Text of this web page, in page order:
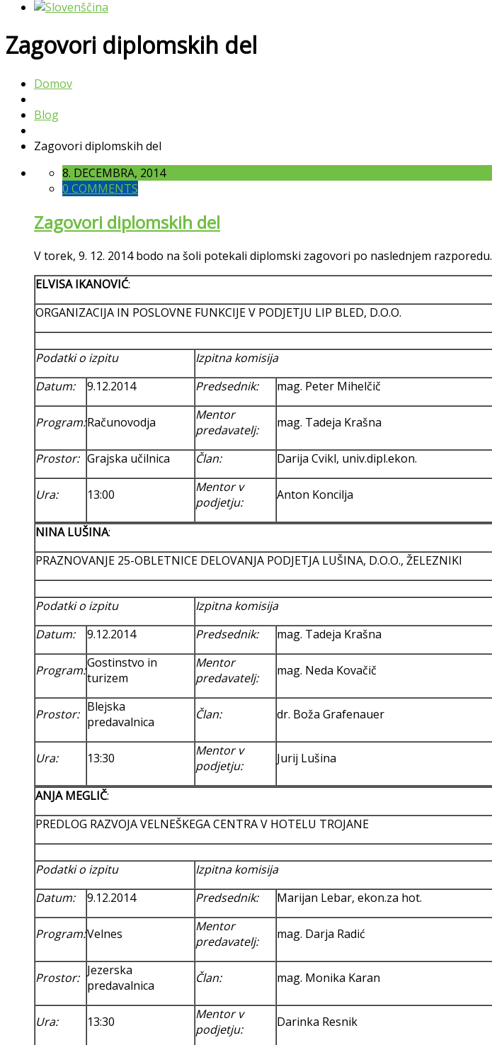
Zagovori diplomskih del
Domov
Blog
Zagovori diplomskih del
8. DECEMBRA, 2014
0 COMMENTS
Zagovori diplomskih del
V torek, 9. 12. 2014 bodo na šoli potekali diplomski zagovori po naslednjem razporedu.
ELVISA IKANOVIĆ:
ORGANIZACIJA IN POSLOVNE FUNKCIJE V PODJETJU LIP BLED, D.O.O.
Podatki o izpitu
Izpitna komisija
Datum:
9.12.2014 Predsednik: mag. Peter Mihelčič
Program:Računovodja
Mentor
predavatelj:
mag. Tadeja Krašna
Prostor: Grajska učilnica Član: Darija Cvikl, univ.dipl.ekon.
Ura: 13:00
Mentor v
podjetju:
Anton Koncilja
NINA LUŠINA:
PRAZNOVANJE 25-OBLETNICE DELOVANJA PODJETJA LUŠINA, D.O.O., ŽELEZNIKI
Podatki o izpitu
Izpitna komisija
Datum:
9.12.2014 Predsednik: mag. Tadeja Krašna
Program:Gostinstvo in
turizem
Mentor
predavatelj:
mag. Neda Kovačič
Prostor: Blejska
predavalnica
Član: dr. Boža Grafenauer
Ura: 13:30
Mentor v
podjetju:
Jurij Lušina
ANJA MEGLIČ:
PREDLOG RAZVOJA VELNEŠKEGA CENTRA V HOTELU TROJANE
Podatki o izpitu
Izpitna komisija
Datum:
9.12.2014 Predsednik: Marijan Lebar, ekon.za hot.
Program:Velnes
Mentor
predavatelj:
mag. Darja Radić
Prostor: Jezerska
predavalnica
Član: mag. Monika Karan
Ura: 13:30
Mentor v
podjetju:
Darinka Resnik